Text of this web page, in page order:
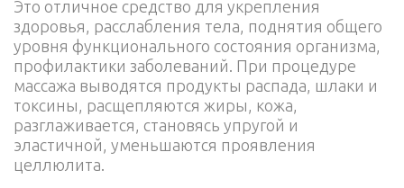
Это отличное средство для укрепления
здоровья, расслабления тела, поднятия общего
уровня функционального состояния организма,
профилактики заболеваний. При процедуре
массажа выводятся продукты распада, шлаки и
токсины, расщепляются жиры, кожа,
разглаживается, становясь упругой и
эластичной, уменьшаются проявления
целлюлита.